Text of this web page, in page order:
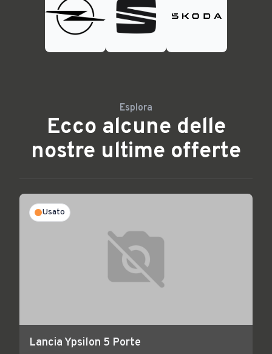
Esplora
Ecco alcune delle
nostre ultime offerte
Usato
Lancia Ypsilon 5 Porte